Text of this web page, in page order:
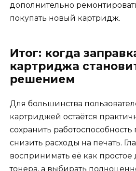
дополнительно
покупать новый картридж.
Итог: когда
картриджа
решением
Для большинства
картриджей остаётся
сохранить
снизить расходы на печать.
воспринимать её как простое
тонера, а выбирать